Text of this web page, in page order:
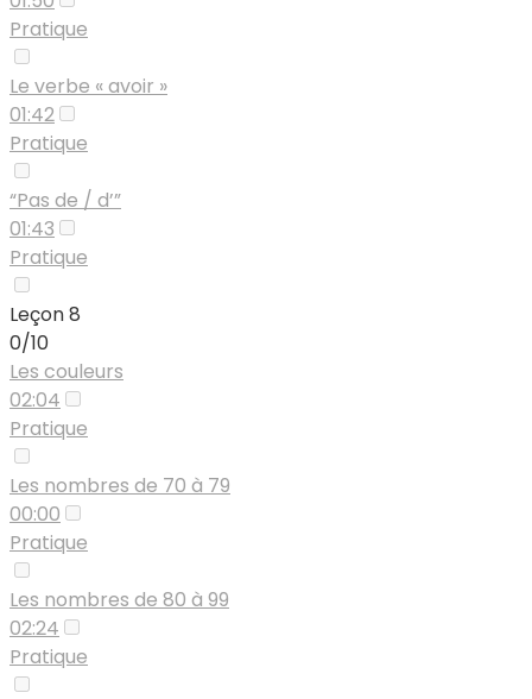
Pratique
Le verbe « avoir »
01:42
Pratique
“Pas de / d’”
01:43
Pratique
Leçon 8
0/10
Les couleurs
02:04
Pratique
Les nombres de 70 à 79
00:00
Pratique
Les nombres de 80 à 99
02:24
Pratique